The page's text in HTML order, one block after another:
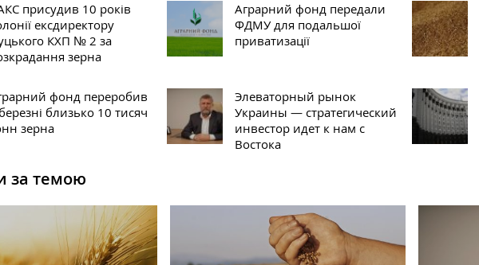
присудив 10 років
ексдиректору
КХП № 2 за
зерна
Аграрний фонд передали
ФДМУ для подальшої
приватизації
фонд переробив
близько 10 тисяч
зерна
Элеваторный рынок
Украины — стратегический
инвестор идет к нам с
Востока
за темою